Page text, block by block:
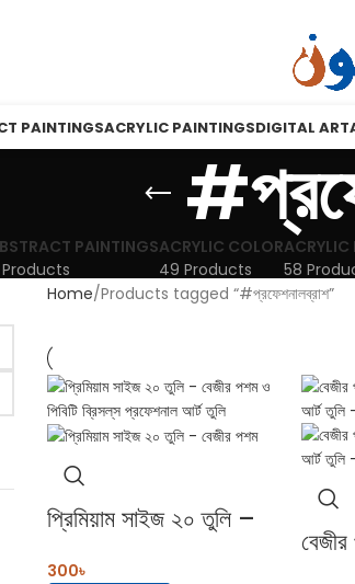
PAINTINGSACRYLIC PAINTINGSDIGITAL ART
PAINTINGSACRYLIC COLOR
49 Products
58
Home Products tagged “#প্রফেশনালব্রাশ”
প্রিমিয়াম সাইজ ২০ তুলি –
300৳